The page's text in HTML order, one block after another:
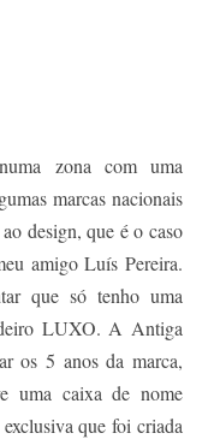
zona com uma
marcas nacionais
design, que é o caso
amigo Luís Pereira.
que só tenho uma
LUXO. A Antiga
os 5 anos da marca,
uma caixa de nome
que foi criada